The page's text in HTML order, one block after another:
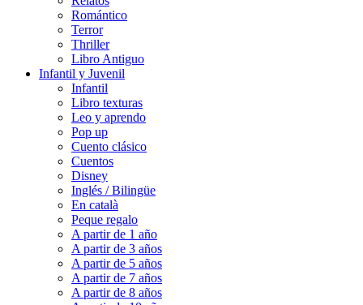
Romántico
Terror
Thriller
Libro Antiguo
Infantil y Juvenil
Infantil
Libro texturas
Leo y aprendo
Pop up
Cuento clásico
Cuentos
Disney
Inglés / Bilingüe
En català
Peque regalo
A partir de 1 año
A partir de 3 años
A partir de 5 años
A partir de 7 años
A partir de 8 años